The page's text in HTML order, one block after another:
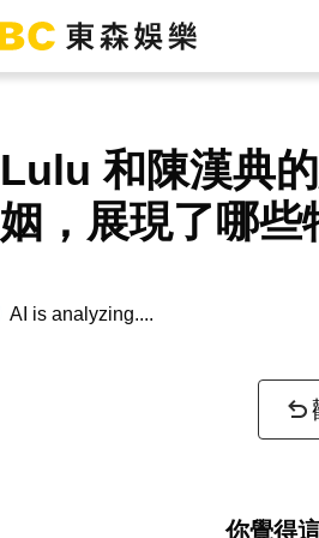
Lulu 和陳漢典
姻，展現了哪些
AI is analyzing...
你覺得